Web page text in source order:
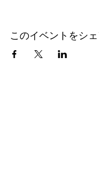
このイベントをシ